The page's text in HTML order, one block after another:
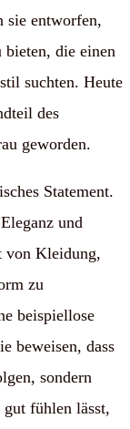
sie entworfen,
bieten, die einen
suchten. Heute
des
geworden.
Statement.
und
von Kleidung,
zu
beispiellose
beweisen, dass
sondern
fühlen lässt,